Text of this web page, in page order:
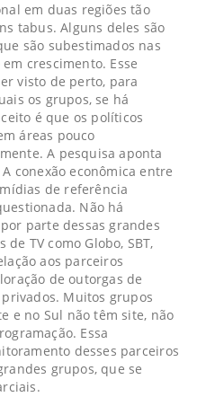
em duas regiões tão
tabus. Alguns deles são
são subestimados nas
crescimento. Esse
visto de perto, para
os grupos, se há
é que os políticos
áreas pouco
A pesquisa aponta
conexão econômica entre
de referência
Não há
parte dessas grandes
TV como Globo, SBT,
aos parceiros
de outorgas de
Muitos grupos
e no Sul não têm site, não
Essa
desses parceiros
grupos, que se